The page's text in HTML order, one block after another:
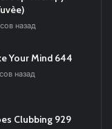
назад
Your Mind 644
назад
Clubbing 929